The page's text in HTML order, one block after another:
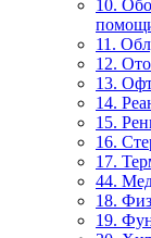
10.
11.
12.
13.
14.
15.
16.
17.
44.
18.
19.